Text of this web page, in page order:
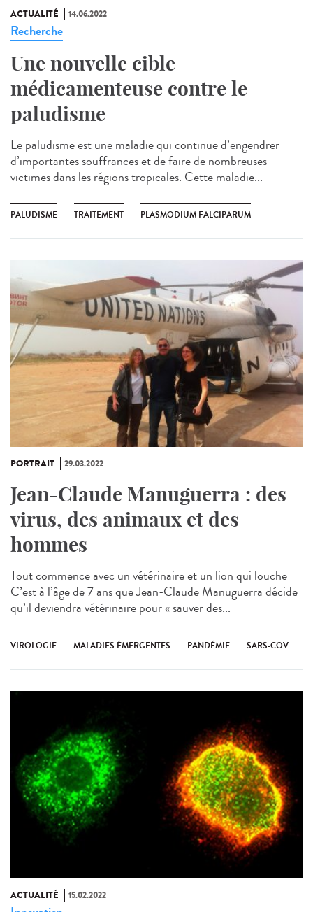
ACTUALITÉ 14.06.2022
Recherche
Une nouvelle cible
médicamenteuse contre le
paludisme
Le paludisme est une maladie qui continue d’engendrer
d’importantes souffrances et de faire de nombreuses
victimes dans les régions tropicales. Cette maladie...
PALUDISME TRAITEMENT PLASMODIUM FALCIPARUM
PORTRAIT 29.03.2022
Jean-Claude Manuguerra : des
virus, des animaux et des
hommes
Tout commence avec un vétérinaire et un lion qui louche
C’est à l’âge de 7 ans que Jean-Claude Manuguerra décide
qu’il deviendra vétérinaire pour « sauver des...
VIROLOGIE MALADIES ÉMERGENTES PANDÉMIE SARS-COV
ACTUALITÉ 15.02.2022